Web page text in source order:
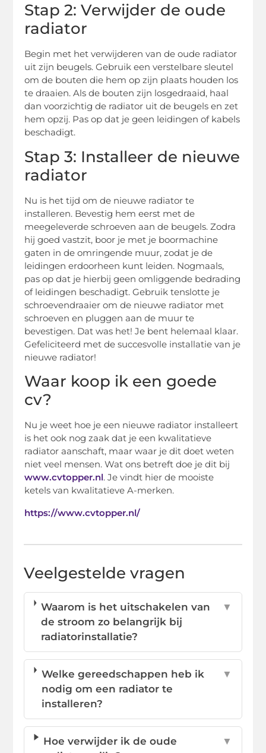
Stap 2: Verwijder de oude
radiator
Begin met het verwijderen van de oude radiator
uit zijn beugels. Gebruik een verstelbare sleutel
om de bouten die hem op zijn plaats houden los
te draaien. Als de bouten zijn losgedraaid, haal
dan voorzichtig de radiator uit de beugels en zet
hem opzij. Pas op dat je geen leidingen of kabels
beschadigt.
Stap 3: Installeer de nieuwe
radiator
Nu is het tijd om de nieuwe radiator te
installeren. Bevestig hem eerst met de
meegeleverde schroeven aan de beugels. Zodra
hij goed vastzit, boor je met je boormachine
gaten in de omringende muur, zodat je de
leidingen erdoorheen kunt leiden. Nogmaals,
pas op dat je hierbij geen omliggende bedrading
of leidingen beschadigt. Gebruik tenslotte je
schroevendraaier om de nieuwe radiator met
schroeven en pluggen aan de muur te
bevestigen. Dat was het! Je bent helemaal klaar.
Gefeliciteerd met de succesvolle installatie van je
nieuwe radiator!
Waar koop ik een goede
cv?
Nu je weet hoe je een nieuwe radiator installeert
is het ook nog zaak dat je een kwalitatieve
radiator aanschaft, maar waar je dit doet weten
niet veel mensen. Wat ons betreft doe je dit bij
www.cvtopper.nl. Je vindt hier de mooiste
ketels van kwalitatieve A-merken.
https://www.cvtopper.nl/
Veelgestelde vragen
Waarom is het uitschakelen van
de stroom zo belangrijk bij
radiatorinstallatie?
▼
Welke gereedschappen heb ik
nodig om een radiator te
installeren?
▼
Hoe verwijder ik de oude
▼